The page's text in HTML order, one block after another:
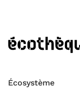
Écosystème